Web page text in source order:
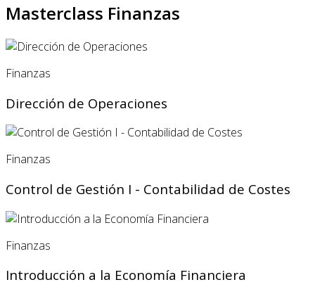
Masterclass Finanzas
Finanzas
Dirección de Operaciones
Finanzas
Control de Gestión I - Contabilidad de Costes
Finanzas
Introducción a la Economía Financiera